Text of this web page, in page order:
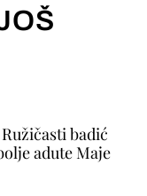
badić
adute Maje